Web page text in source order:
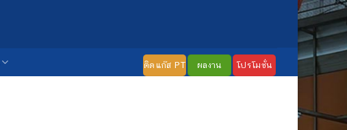
ติดแก๊ส PT ผลงาน โปรโมชั่น